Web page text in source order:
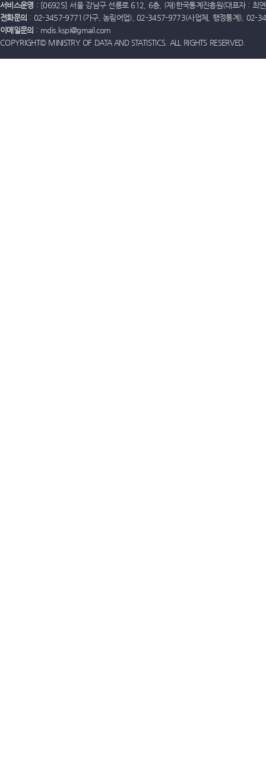
서비스운영 : [06925] 서울 강남구 선릉로 612, 6층, (재)한국통계진흥원(대표자 : 최
전화문의 : 02-3457-9771(가구, 농림어업), 02-3457-9773(사업체, 행정통계), 02-
이메일문의 : mdis.kspi@gmail.com
COPYRIGHT© MINISTRY OF DATA AND STATISTICS. ALL RIGHTS RESERVED.